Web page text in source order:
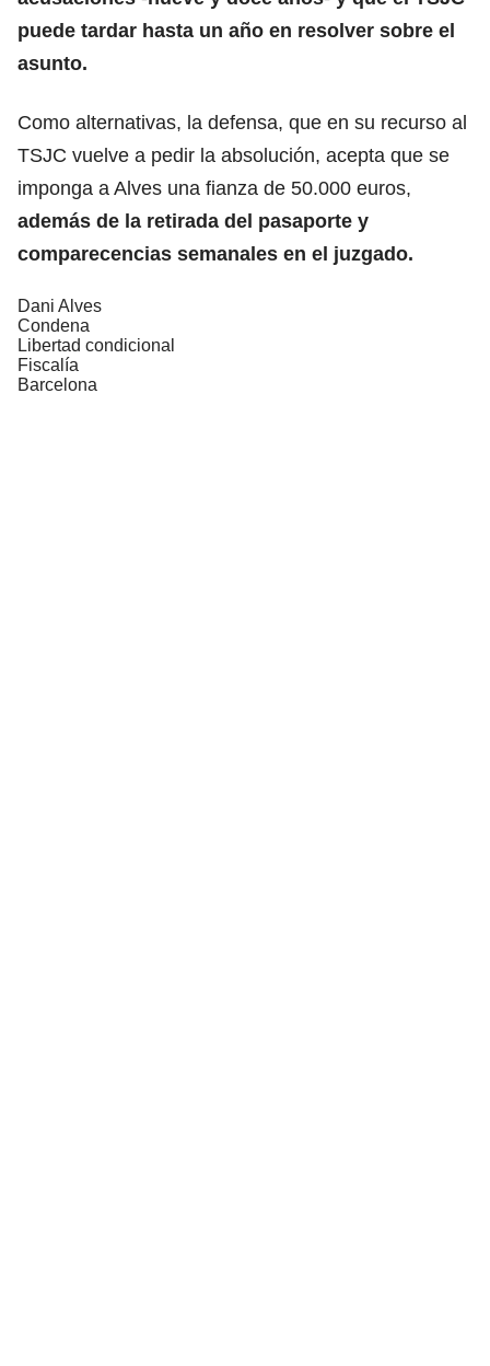
puede tardar hasta un año en resolver sobre el
asunto.
Como alternativas, la defensa, que en su recurso al
TSJC vuelve a pedir la absolución, acepta que se
imponga a Alves una fianza de 50.000 euros,
además de la retirada del pasaporte y
comparecencias semanales en el juzgado.
Dani Alves
Condena
Libertad condicional
Fiscalía
Barcelona